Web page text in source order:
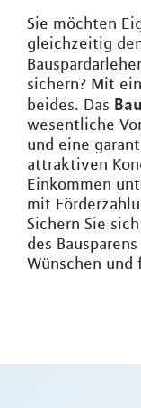
Sie möchten
gleichzeitig
sichern? Mit
beides. Das
wesentliche
und eine
attraktiven
Einkommen
mit
Sichern Sie
des
Wünschen